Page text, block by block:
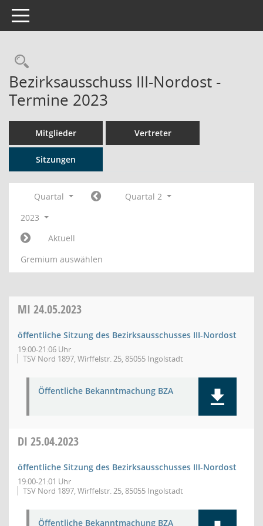
Toggle navigation
Rechercheauswahl
Bezirksausschuss III-Nordost -
Termine 2023
Mitglieder Vertreter
Sitzungen
Quartal
Quartal 2
2023
Aktuell
Gremium auswählen
MI 24.05.2023
öffentliche Sitzung des Bezirksausschusses III-Nordost
19:00-21:06 Uhr
TSV Nord 1897, Wirffelstr. 25, 85055 Ingolstadt
Öffentliche Bekanntmachung BZA
DI 25.04.2023
öffentliche Sitzung des Bezirksausschusses III-Nordost
19:00-21:01 Uhr
TSV Nord 1897, Wirffelstr. 25, 85055 Ingolstadt
Öffentliche Bekanntmachung BZA